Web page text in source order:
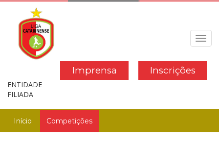
Inscrições
Imprensa
ENTIDADE
FILIADA
Início Competições